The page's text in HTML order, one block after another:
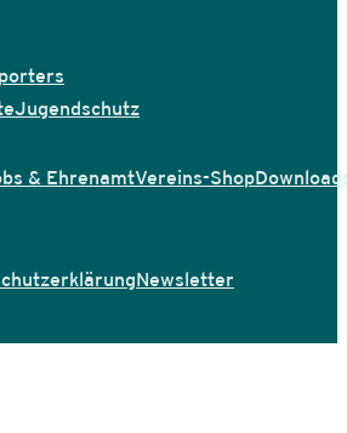
Jugendschutz
& EhrenamtVereins-Shop
Newsletter